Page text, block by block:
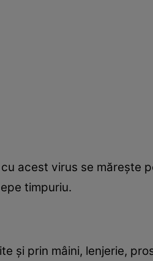
acest virus se măreşte
timpuriu.
şi prin mâini, lenjerie,